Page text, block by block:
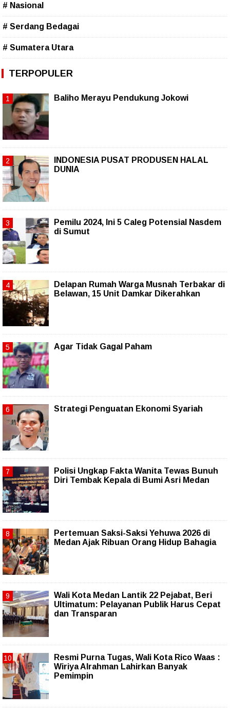
# Nasional
# Serdang Bedagai
# Sumatera Utara
TERPOPULER
Baliho Merayu Pendukung Jokowi
INDONESIA PUSAT PRODUSEN HALAL
DUNIA
Pemilu 2024, Ini 5 Caleg Potensial Nasdem
di Sumut
Delapan Rumah Warga Musnah Terbakar di
Belawan, 15 Unit Damkar Dikerahkan
Agar Tidak Gagal Paham
Strategi Penguatan Ekonomi Syariah
Polisi Ungkap Fakta Wanita Tewas Bunuh
Diri Tembak Kepala di Bumi Asri Medan
Pertemuan Saksi-Saksi Yehuwa 2026 di
Medan Ajak Ribuan Orang Hidup Bahagia
Wali Kota Medan Lantik 22 Pejabat, Beri
Ultimatum: Pelayanan Publik Harus Cepat
dan Transparan
Resmi Purna Tugas, Wali Kota Rico Waas :
Wiriya Alrahman Lahirkan Banyak
Pemimpin